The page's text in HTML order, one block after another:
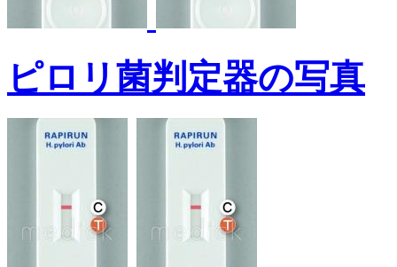
ピロリ菌判定器の写真